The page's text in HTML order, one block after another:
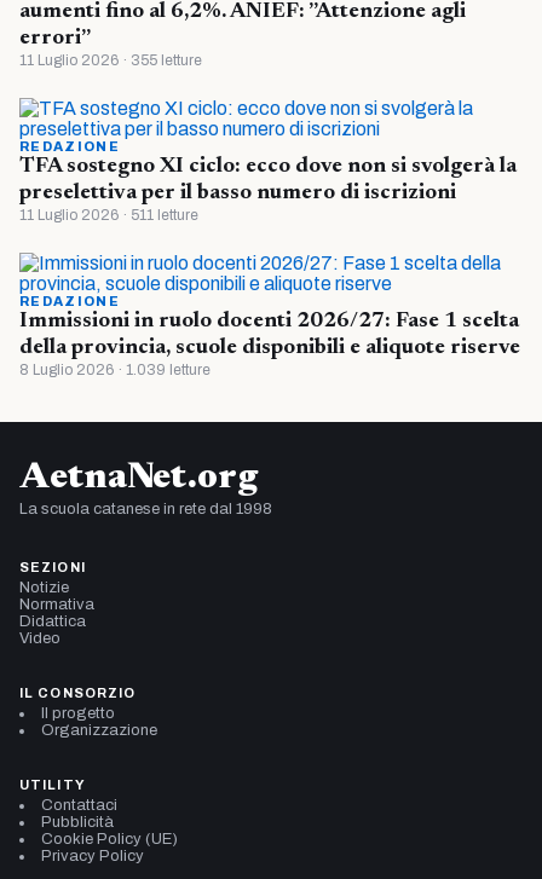
aumenti fino al 6,2%. ANIEF: ”Attenzione agli
errori”
11 Luglio 2026 · 355 letture
REDAZIONE
TFA sostegno XI ciclo: ecco dove non si svolgerà la
preselettiva per il basso numero di iscrizioni
11 Luglio 2026 · 511 letture
REDAZIONE
Immissioni in ruolo docenti 2026/27: Fase 1 scelta
della provincia, scuole disponibili e aliquote riserve
8 Luglio 2026 · 1.039 letture
AetnaNet.org
La scuola catanese in rete dal 1998
SEZIONI
Notizie
Normativa
Didattica
Video
IL CONSORZIO
Il progetto
Organizzazione
UTILITY
Contattaci
Pubblicità
Cookie Policy (UE)
Privacy Policy